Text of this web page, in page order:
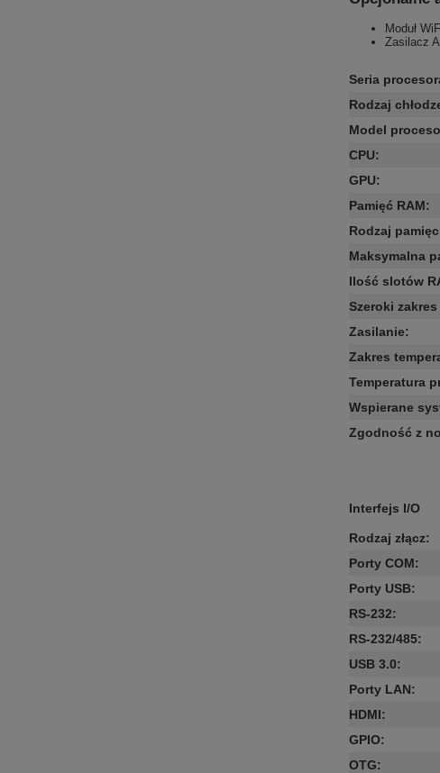
Moduł
Zasilacz
Seria
Rodzaj
Model
CPU:
GPU:
Pamięć RAM:
Rodzaj
Maksymalna
Ilość slotów
Szeroki
Zasilanie:
Zakres
Temperatura
Wspierane
Zgodność z
Interfejs I/O
Rodzaj złącz:
Porty COM:
Porty USB:
RS-232:
RS-232/485:
USB 3.0:
Porty LAN:
HDMI:
GPIO:
OTG: